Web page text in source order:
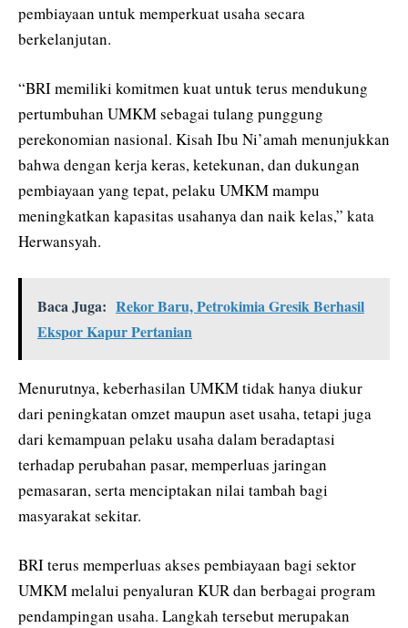
pembiayaan untuk memperkuat usaha secara
berkelanjutan.
“BRI memiliki komitmen kuat untuk terus mendukung
pertumbuhan UMKM sebagai tulang punggung
perekonomian nasional. Kisah Ibu Ni’amah menunjukkan
bahwa dengan kerja keras, ketekunan, dan dukungan
pembiayaan yang tepat, pelaku UMKM mampu
meningkatkan kapasitas usahanya dan naik kelas,” kata
Herwansyah.
Baca Juga: Rekor Baru, Petrokimia Gresik Berhasil
Ekspor Kapur Pertanian
Menurutnya, keberhasilan UMKM tidak hanya diukur
dari peningkatan omzet maupun aset usaha, tetapi juga
dari kemampuan pelaku usaha dalam beradaptasi
terhadap perubahan pasar, memperluas jaringan
pemasaran, serta menciptakan nilai tambah bagi
masyarakat sekitar.
BRI terus memperluas akses pembiayaan bagi sektor
UMKM melalui penyaluran KUR dan berbagai program
pendampingan usaha. Langkah tersebut merupakan